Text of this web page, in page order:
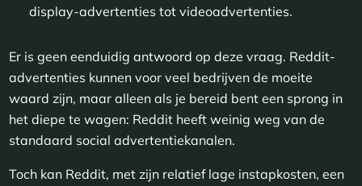
display-advertenties tot videoadvertenties.
Er is geen eenduidig antwoord op deze vraag. Reddit-
advertenties kunnen voor veel bedrijven de moeite
waard zijn, maar alleen als je bereid bent een sprong in
het diepe te wagen: Reddit heeft weinig weg van de
standaard social advertentiekanalen.
Toch kan Reddit, met zijn relatief lage instapkosten, een